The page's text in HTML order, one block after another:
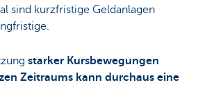
sind kurzfristige Geldanlagen
starker Kursbewegungen
Zeitraums kann durchaus eine